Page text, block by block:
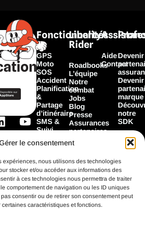
le consentement
expériences, nous utilisons des technologies
stocker et/ou accéder aux informations des
à ces technologies nous permettra de traiter
comportement de navigation ou les ID uniques
consentir ou de retirer son consentement peut
caractéristiques et fonctions.
i
Y
o
u
u
b
e
Fonctionnalités
GPS
Moto
SOS
Accident
Planification
&
Partage
d’itinéraire
SMS &
Suivi
Les
Toutes les
fonctionnalités
Liberty
Rider
Roadbooks
L’équipe
Notre
combat
Jobs
Blog
Presse
Assurances
partenaires
Marques
partenaires
Aide
Contact
Devenir
Devenir
marque
notre
SDK